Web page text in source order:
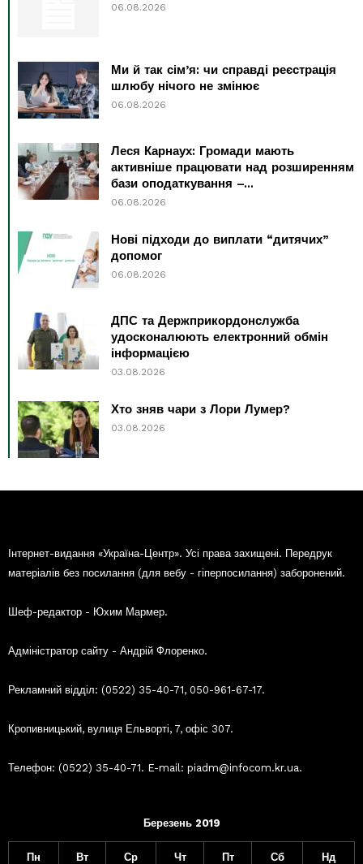
06.08.2026
Ми й так сім’я: чи справді реєстрація
шлюбу нічого не змінює
06.08.2026
Леся Карнаух: Громади мають
активніше працювати над розширенням
бази оподаткування –...
06.08.2026
Нові підходи до виплати “дитячих”
допомог
06.08.2026
ДПС та Держприкордонслужба
удосконалюють електронний обмін
інформацією
03.08.2026
Хто зняв чари з Лори Лумер?
03.08.2026
Інтернет-видання «Україна-Центр». Усі права захищені. Передрук
матеріалів без посилання (для вебу - гіперпосилання) заборонений.
Шеф-редактор - Юхим Мармер.
Адміністратор сайту - Андрій Флоренко.
Рекламний відділ: (0522) 35-40-71, 050-961-67-17.
Кропивницький, вулиця Ельворті, 7, офіс 307.
Телефон: (0522) 35-40-71. E-mail: piadm@infocom.kr.ua.
Березень 2019
Пн Вт Ср Чт Пт Сб Нд